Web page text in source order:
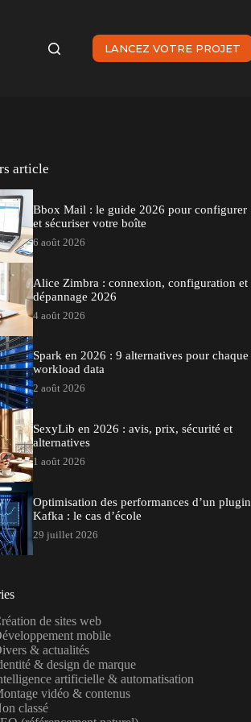
LANCEZ VOTRE PROJET
article
Bbox Mail : le guide 2026 pour configurer
et sécuriser votre boîte
6 août 2026
Alice Zimbra : connexion, configuration et
dépannage 2026
4 août 2026
Spark en 2026 : 9 alternatives pour chaque
workload data
2 août 2026
SexyLib en 2026 : avis, prix, sécurité et
alternatives
1 août 2026
Optimisation des performances d’un plugin
Kafka : le cas d’école
29 juillet 2026
de sites web
mobile
& actualités
& design de marque
artificielle & automatisation
vidéo & contenus
classé